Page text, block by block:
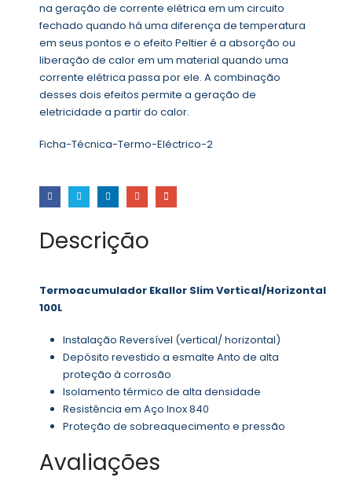
na geração de corrente elétrica em um circuito
fechado quando há uma diferença de temperatura
em seus pontos e o efeito Peltier é a absorção ou
liberação de calor em um material quando uma
corrente elétrica passa por ele. A combinação
desses dois efeitos permite a geração de
eletricidade a partir do calor.
Ficha-Técnica-Termo-Eléctrico-2
Descrição
Termoacumulador Ekallor Slim Vertical/Horizontal
100L
Instalação Reversível (vertical/ horizontal)
Depósito revestido a esmalte Anto de alta
proteção à corrosão
Isolamento térmico de alta densidade
Resistência em Aço Inox 840
Proteção de sobreaquecimento e pressão
Avaliações